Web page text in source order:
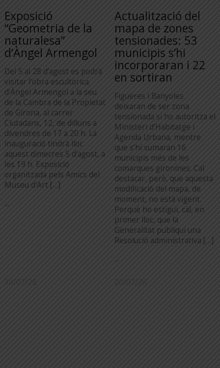
Exposició
“Geometria de la
naturalesa”
d’Àngel Armengol
Del 5 al 28 d’agost es podrà
visitar l’obra escultòrica
d’Àngel Armengol a la seu
de la Cambra de la Propietat
de Girona, al carrer
Ciutadans, 12, de dilluns a
divendres de 17 a 20 h. La
inauguració tindrà lloc
aquest dimecres 5 d’agost, a
les 19 h. Exposició
organitzada pels Amics del
Museu d’Art […]
...
Actualització del
mapa de zones
tensionades: 53
municipis s’hi
incorporaran i 22
en sortiran
Figueres i Banyoles
deixaran de ser zona
tensionada si ho autoritza el
Ministeri d’Habitatge i
Agenda Urbana, mentre
que s’hi sumaran 16
municipis més de les
comarques gironines. Cal
destacar, però, que aquesta
modificació del mapa, de
moment, no està vigent.
Perquè ho estigui, cal, en
primer lloc, que la
Generalitat publiqui una
Resolució administrativa […]
...
30/07/26 20/07/26